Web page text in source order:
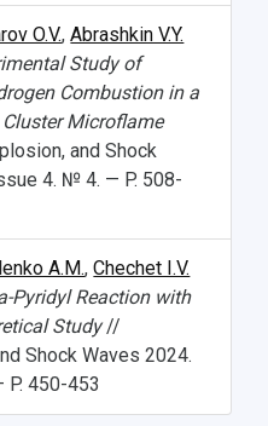
университет?
деятельность
O.V.,Abrashkin V.Y.
Study of
Combustion in a
Microflame
and Shock
4. № 4. — P. 508-
A.M.,Chechet I.V.
Pyridyl Reaction with
Study//
Shock Waves 2024.
450-453